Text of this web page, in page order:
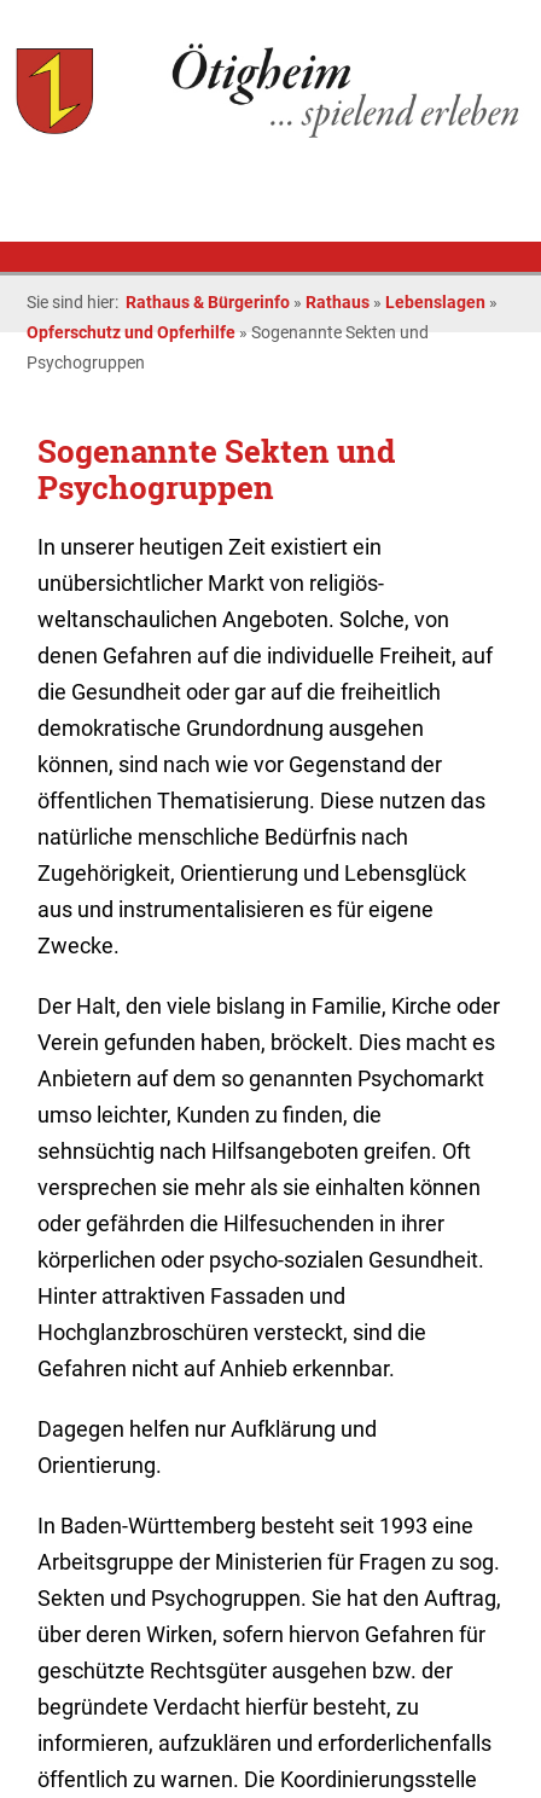
Sie sind hier: Rathaus & Bürgerinfo » Rathaus » Lebenslagen »
Opferschutz und Opferhilfe»Sogenannte Sekten und
Psychogruppen
Sogenannte Sekten und
Psychogruppen
In unserer heutigen Zeit existiert ein
unübersichtlicher Markt von religiös-
weltanschaulichen Angeboten. Solche, von
denen Gefahren auf die individuelle Freiheit, auf
die Gesundheit oder gar auf die freiheitlich
demokratische Grundordnung ausgehen
können, sind nach wie vor Gegenstand der
öffentlichen Thematisierung. Diese nutzen das
natürliche menschliche Bedürfnis nach
Zugehörigkeit, Orientierung und Lebensglück
aus und instrumentalisieren es für eigene
Zwecke.
Der Halt, den viele bislang in Familie, Kirche oder
Verein gefunden haben, bröckelt. Dies macht es
Anbietern auf dem so genannten Psychomarkt
umso leichter, Kunden zu finden, die
sehnsüchtig nach Hilfsangeboten greifen. Oft
versprechen sie mehr als sie einhalten können
oder gefährden die Hilfesuchenden in ihrer
körperlichen oder psycho-sozialen Gesundheit.
Hinter attraktiven Fassaden und
Hochglanzbroschüren versteckt, sind die
Gefahren nicht auf Anhieb erkennbar.
Dagegen helfen nur Aufklärung und
Orientierung.
In Baden-Württemberg besteht seit 1993 eine
Arbeitsgruppe der Ministerien für Fragen zu sog.
Sekten und Psychogruppen. Sie hat den Auftrag,
über deren Wirken, sofern hiervon Gefahren für
geschützte Rechtsgüter ausgehen bzw. der
begründete Verdacht hierfür besteht, zu
informieren, aufzuklären und erforderlichenfalls
öffentlich zu warnen. Die Koordinierungsstelle